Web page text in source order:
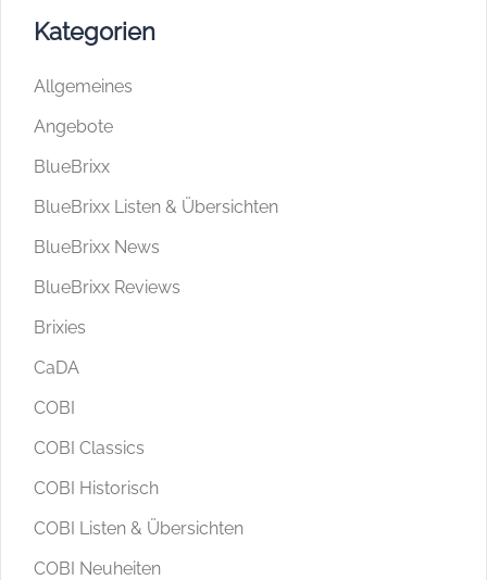
Kategorien
Allgemeines
Angebote
BlueBrixx
BlueBrixx Listen & Übersichten
BlueBrixx News
BlueBrixx Reviews
Brixies
CaDA
COBI
COBI Classics
COBI Historisch
COBI Listen & Übersichten
COBI Neuheiten